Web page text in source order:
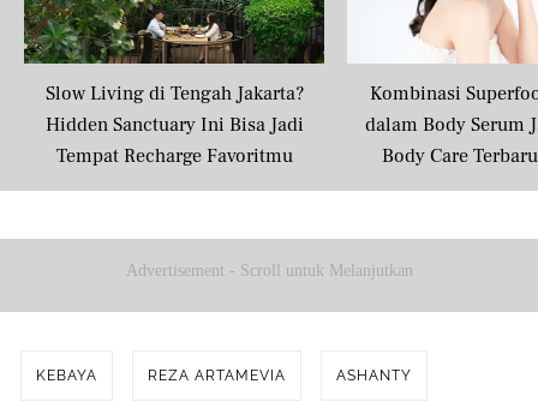
Slow Living di Tengah Jakarta?
Hidden Sanctuary Ini Bisa Jadi
Tempat Recharge Favoritmu
Kombinasi
dalam Body Serum
Body Care
Masyarakat
Advertisement - Scroll untuk Melanjutkan
KEBAYA REZA ARTAMEVIA ASHANTY